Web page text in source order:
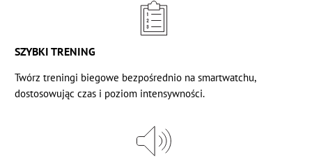
SZYBKI TRENING
Twórz treningi biegowe bezpośrednio na smartwatchu,
dostosowując czas i poziom intensywności.